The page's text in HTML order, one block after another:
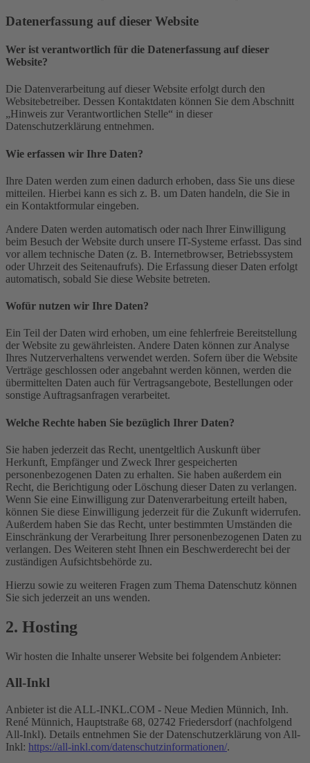
Datenerfassung auf dieser Website
Wer ist verantwortlich für die Datenerfassung auf dieser
Website?
Die Datenverarbeitung auf dieser Website erfolgt durch den
Websitebetreiber. Dessen Kontaktdaten können Sie dem Abschnitt
„Hinweis zur Verantwortlichen Stelle“ in dieser
Datenschutzerklärung entnehmen.
Wie erfassen wir Ihre Daten?
Ihre Daten werden zum einen dadurch erhoben, dass Sie uns diese
mitteilen. Hierbei kann es sich z. B. um Daten handeln, die Sie in
ein Kontaktformular eingeben.
Andere Daten werden automatisch oder nach Ihrer Einwilligung
beim Besuch der Website durch unsere IT-Systeme erfasst. Das sind
vor allem technische Daten (z. B. Internetbrowser, Betriebssystem
oder Uhrzeit des Seitenaufrufs). Die Erfassung dieser Daten erfolgt
automatisch, sobald Sie diese Website betreten.
Wofür nutzen wir Ihre Daten?
Ein Teil der Daten wird erhoben, um eine fehlerfreie Bereitstellung
der Website zu gewährleisten. Andere Daten können zur Analyse
Ihres Nutzerverhaltens verwendet werden. Sofern über die Website
Verträge geschlossen oder angebahnt werden können, werden die
übermittelten Daten auch für Vertragsangebote, Bestellungen oder
sonstige Auftragsanfragen verarbeitet.
Welche Rechte haben Sie bezüglich Ihrer Daten?
Sie haben jederzeit das Recht, unentgeltlich Auskunft über
Herkunft, Empfänger und Zweck Ihrer gespeicherten
personenbezogenen Daten zu erhalten. Sie haben außerdem ein
Recht, die Berichtigung oder Löschung dieser Daten zu verlangen.
Wenn Sie eine Einwilligung zur Datenverarbeitung erteilt haben,
können Sie diese Einwilligung jederzeit für die Zukunft widerrufen.
Außerdem haben Sie das Recht, unter bestimmten Umständen die
Einschränkung der Verarbeitung Ihrer personenbezogenen Daten zu
verlangen. Des Weiteren steht Ihnen ein Beschwerderecht bei der
zuständigen Aufsichtsbehörde zu.
Hierzu sowie zu weiteren Fragen zum Thema Datenschutz können
Sie sich jederzeit an uns wenden.
2. Hosting
Wir hosten die Inhalte unserer Website bei folgendem Anbieter:
All-Inkl
Anbieter ist die ALL-INKL.COM - Neue Medien Münnich, Inh.
René Münnich, Hauptstraße 68, 02742 Friedersdorf (nachfolgend
All-Inkl). Details entnehmen Sie der Datenschutzerklärung von All-
Inkl: https://all-inkl.com/datenschutzinformationen/.